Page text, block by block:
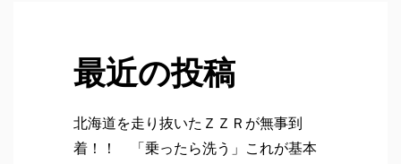
最近の投稿
北海道を走り抜いたＺＺＲが無事到
着！！ 「乗ったら洗う」これが基本